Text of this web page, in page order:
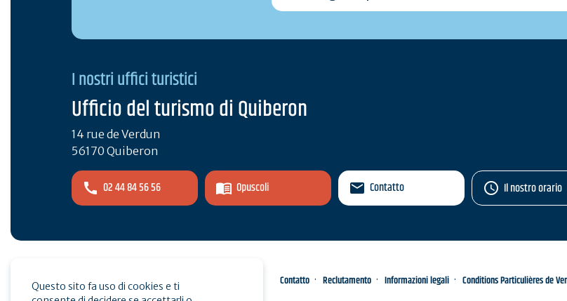
I nostri uffici turistici
Ufficio del turismo di Quiberon
14 rue de Verdun
56170 Quiberon
02 44 84 56 56 Opuscoli Contatto Il nostro orario
Spazio pro Stampa Contatto Reclutamento Informazioni legali Conditions Particulières de
Questo sito fa uso di cookies e ti